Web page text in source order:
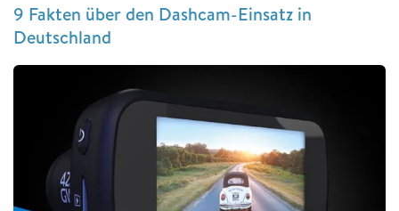
9 Fakten über den Dashcam-Einsatz in
Deutschland